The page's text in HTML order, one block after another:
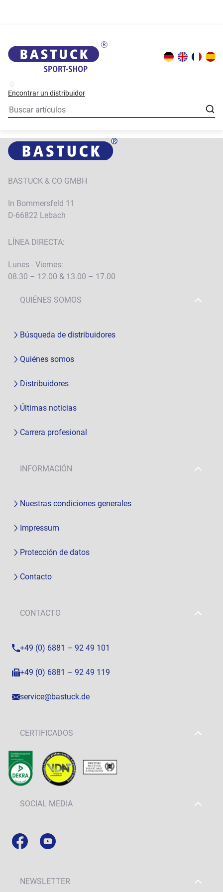
Encontrar un distribuidor
BASTUCK & CO GMBH
In Bommersfeld 11
D-66822 Lebach
LÍNEA DIRECTA:
Lunes - Viernes:
08.30 – 12.00 & 13.00 – 17.00
QUIÉNES SOMOS
Búsqueda de distribuidores
Quiénes somos
Distribuidores
Últimas noticias
Carrera profesional
INFORMACIÓN
Nuestras condiciones generales
Impressum
Protección de datos
Contacto
CONTACTO
+49 (0) 6881 – 92 49 101
+49 (0) 6881 – 92 49 119
service@bastuck.de
CERTIFICADOS
SOCIAL MEDIA
NEWSLETTER